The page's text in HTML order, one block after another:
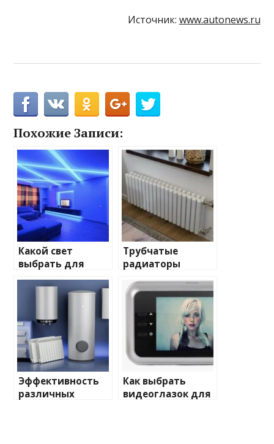
Источник: www.autonews.ru
Похожие Записи:
Какой свет
выбрать для
домашнего
освещения
Трубчатые
радиаторы
отопления: виды
и характеристики
Эффективность
различных
Как выбрать
видеоглазок для